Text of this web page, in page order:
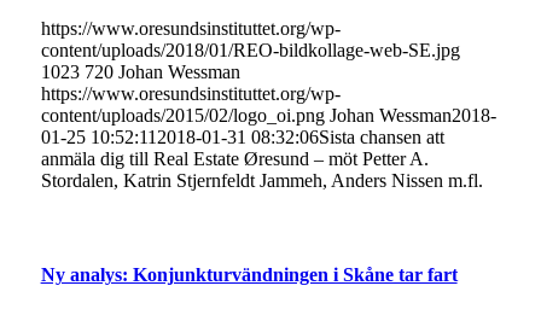
https://www.oresundsinstituttet.org/wp-
content/uploads/2018/01/REO-bildkollage-web-SE.jpg
1023 720 Johan Wessman
https://www.oresundsinstituttet.org/wp-
content/uploads/2015/02/logo_oi.png Johan Wessman2018-
01-25 10:52:11 2018-01-31 08:32:06Sista chansen att
anmäla dig till Real Estate Øresund – möt Petter A.
Stordalen, Katrin Stjernfeldt Jammeh, Anders Nissen m.fl.
Ny analys: Konjunkturvändningen i Skåne tar fart